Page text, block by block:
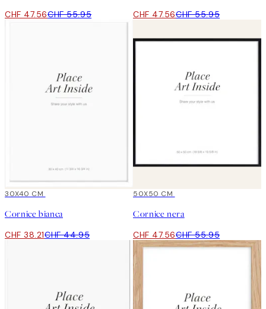
CHF 47.56CHF 55.95 CHF 47.56CHF 55.95
15%*
30X40 CM
Cornice bianca
CHF 38.21CHF 44.95
15%*
50X50 CM
Cornice nera
CHF 47.56CHF 55.95